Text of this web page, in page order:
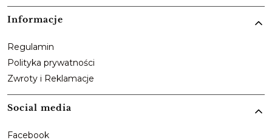
Informacje
Regulamin
Polityka prywatności
Zwroty i Reklamacje
Social media
Facebook